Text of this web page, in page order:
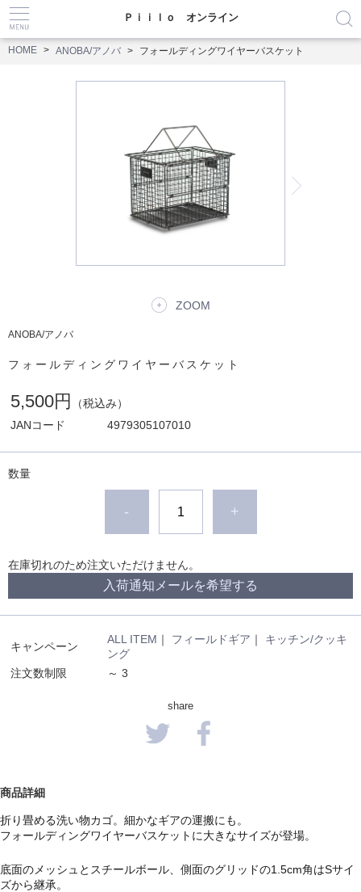
Ｐｉｉｌｏ オンライン
HOME ANOBA/アノバ フォールディングワイヤーバスケット
ZOOM
ANOBA/アノバ
フォールディングワイヤーバスケット
5,500円
（税込み）
JANコード
4979305107010
数量
- +
在庫切れのため注文いただけません。
入荷通知メールを希望する
キャンペーン
ALL ITEM ｜ フィールドギア ｜ キッチン/クッキ
ング
注文数制限
～ 3
share
商品詳細
折り畳める洗い物カゴ。細かなギアの運搬にも。
フォールディングワイヤーバスケットに大きなサイズが登場。
底面のメッシュとスチールボール、側面のグリッドの1.5cm角はSサイ
ズから継承。